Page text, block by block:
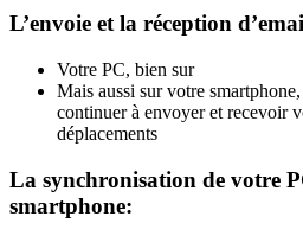
L’envoie et la réception
Votre PC, bien sur
Mais aussi sur votre
continuer à envoyer et recevoir
déplacements
La synchronisation de votre
smartphone: